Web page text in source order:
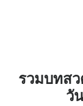
รวมบทส
วั